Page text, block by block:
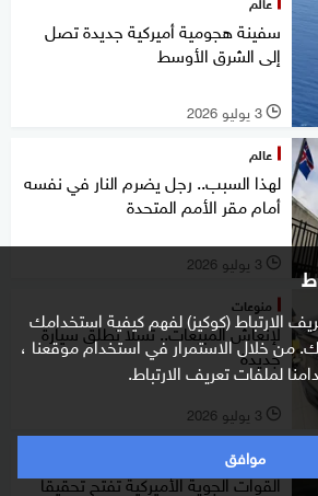
الارتباط (كوكيز) لفهم كيفية استخدامك
من خلال الاستمرار في استخدام موقعنا ،
لملفات تعريف الارتباط.
موافق
سفينة هجومية أميركية جديدة تصل
إلى الشرق الأوسط
l 3 يوليو 2026
عالم
لهذا السبب.. رجل يضرم النار في نفسه
أمام مقر الأمم المتحدة
l 3 يوليو 2026
منوعات
لإنعاش المبيعات.. تسلا تطلق سيارة
جديدة
l 3 يوليو 2026
عالم
القوات الجوية الأميركية تفتح تحقيقا